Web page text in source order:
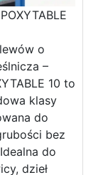
o
–
10 to
klasy
do
bez
do
dzieł